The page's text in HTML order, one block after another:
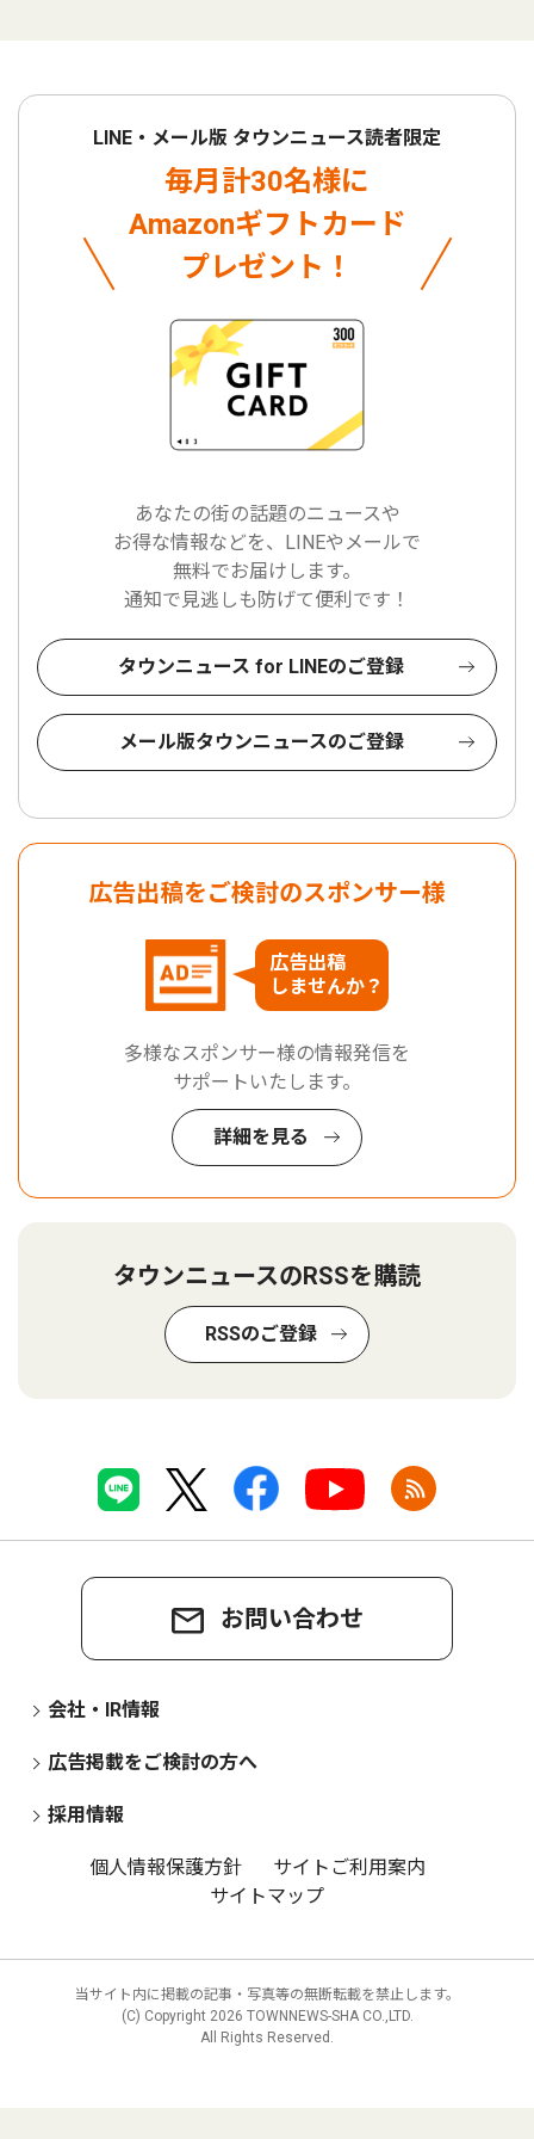
LINE・メール版 タウンニュース読者限定
毎月計30名様に
Amazonギフトカード
プレゼント！
あなたの街の話題のニュースや
お得な情報などを、LINEやメールで
無料でお届けします。
通知で見逃しも防げて便利です！
タウンニュース for LINEのご登録
メール版タウンニュースのご登録
広告出稿をご検討のスポンサー様
広告出稿
しませんか？
多様なスポンサー様の情報発信を
サポートいたします。
詳細を見る
タウンニュースのRSSを購読
RSSのご登録
お問い合わせ
会社・IR情報
広告掲載をご検討の方へ
採用情報
個人情報保護方針
サイトご利用案内
サイトマップ
当サイト内に掲載の記事・写真等の無断転載を禁止します。
(C) Copyright 2026 TOWNNEWS-SHA CO.,LTD.
All Rights Reserved.